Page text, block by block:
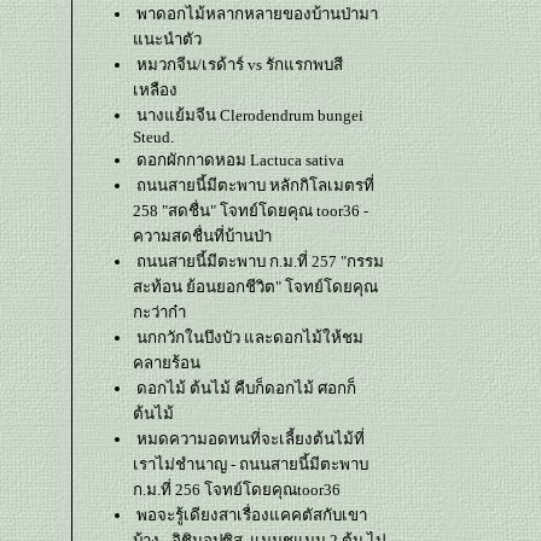
พาดอกไม้หลากหลายของบ้านป่ามา
นะนำตัว
หมวกจีน/เรด้าร์ vs รักแรกพบสี
เหลือง
นางแย้มจีน Clerodendrum bungei
Steud.
ดอกผักกาดหอม Lactuca sativa
ถนนสายนี้มีตะพาบ หลักกิโลเมตรที่
258 "สดชื่น" โจทย์โดยคุณ toor36 -
ความสดชื่นที่บ้านป่า
ถนนสายนี้มีตะพาบ ก.ม.ที่ 257 "กรรม
สะท้อน ย้อนยอกชีวิต" โจทย์โดยคุณ
กะว่าก๋า
นกกวักในบึงบัว และดอกไม้ให้ชม
คลายร้อน
ดอกไม้ ต้นไม้ คืบก็ดอกไม้ ศอกก็
ต้นไม้
หมดความอดทนที่จะเลี้ยงต้นไม้ที่
เราไม่ชำนาญ - ถนนสายนี้มีตะพาบ
ก.ม.ที่ 256 โจทย์โดยคุณtoor36
พอจะรู้เดียงสาเรื่องแคคตัสกับเขา